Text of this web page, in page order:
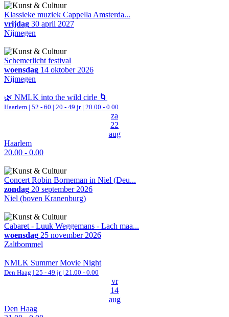
Klassieke muziek Cappella Amsterda...
vrijdag 30 april 2027
Nijmegen
Schemerlicht festival
woensdag 14 oktober 2026
Nijmegen
🌿 NMLK into the wild cirle 🌀
Haarlem | 52 - 60 | 20 - 49 jr | 20.00 - 0.00
za
22
aug
Haarlem
20.00 - 0.00
Concert Robin Borneman in Niel (Deu...
zondag 20 september 2026
Niel (boven Kranenburg)
Cabaret - Luuk Weggemans - Lach maa...
woensdag 25 november 2026
Zaltbommel
NMLK Summer Movie Night
Den Haag | 25 - 49 jr | 21.00 - 0.00
vr
14
aug
Den Haag